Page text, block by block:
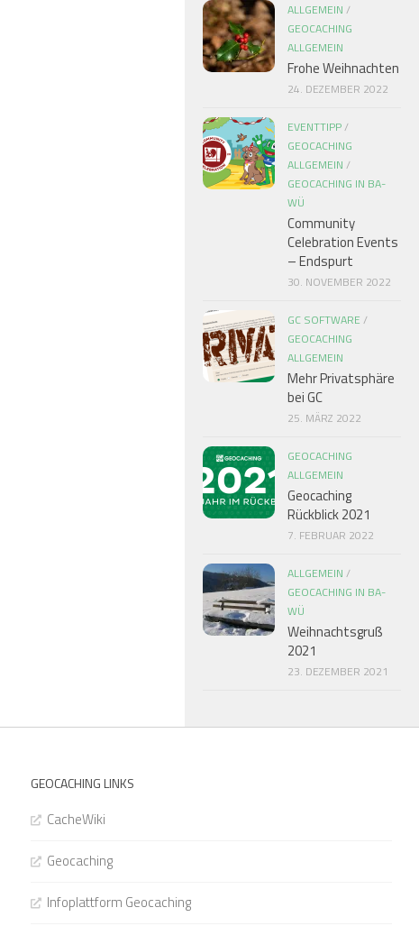
ALLGEMEIN /
GEOCACHING
ALLGEMEIN
Frohe Weihnachten
24. DEZEMBER 2022
EVENTTIPP/
GEOCACHING
ALLGEMEIN /
GEOCACHING IN BA-
WÜ
Community
Celebration Events
– Endspurt
30. NOVEMBER 2022
GC SOFTWARE /
GEOCACHING
ALLGEMEIN
Mehr Privatsphäre
bei GC
25. MÄRZ 2022
GEOCACHING
ALLGEMEIN
Geocaching
Rückblick 2021
7. FEBRUAR 2022
ALLGEMEIN /
GEOCACHING IN BA-
WÜ
Weihnachtsgruß
2021
23. DEZEMBER 2021
GEOCACHING LINKS
CacheWiki
Geocaching
Infoplattform Geocaching